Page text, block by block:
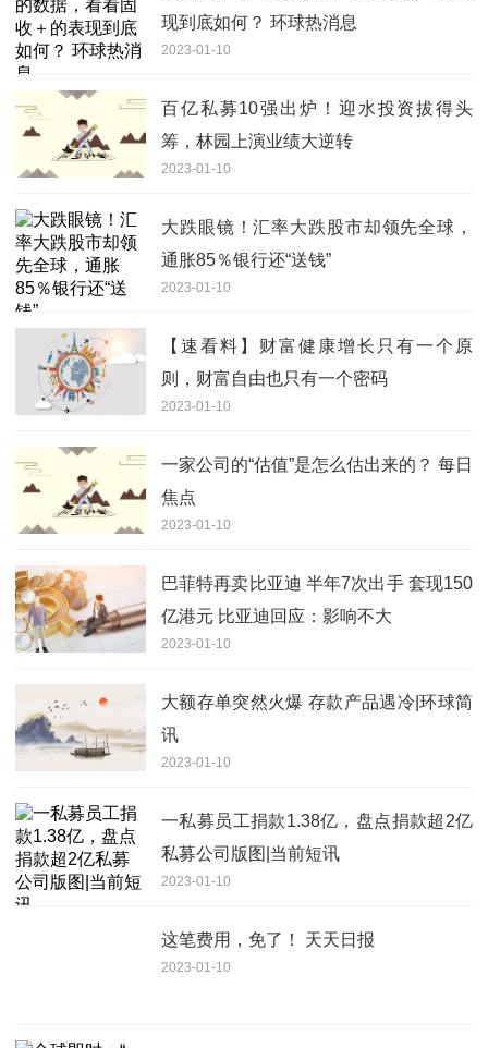
现到底如何？ 环球热消息
2023-01-10
百亿私募10强出炉！迎水投资拔得头
筹，林园上演业绩大逆转
2023-01-10
大跌眼镜！汇率大跌股市却领先全球，
通胀85％银行还“送钱”
2023-01-10
【速看料】财富健康增长只有一个原
则，财富自由也只有一个密码
2023-01-10
一家公司的“估值”是怎么估出来的？ 每日
焦点
2023-01-10
巴菲特再卖比亚迪 半年7次出手 套现150
亿港元 比亚迪回应：影响不大
2023-01-10
大额存单突然火爆 存款产品遇冷|环球简
讯
2023-01-10
一私募员工捐款1.38亿，盘点捐款超2亿
私募公司版图|当前短讯
2023-01-10
这笔费用，免了！ 天天日报
2023-01-10